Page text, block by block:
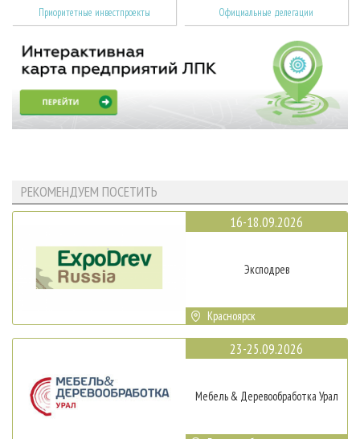
Приоритетные инвестпроекты Официальные делегации
РЕКОМЕНДУЕМ ПОСЕТИТЬ
16-18.09.2026
Эксподрев
Красноярск
23-25.09.2026
Мебель & Деревообработка Урал